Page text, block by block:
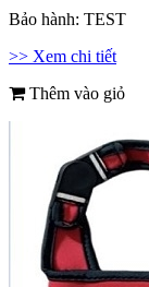
Bảo hành: TEST
>> Xem chi tiết
Thêm vào giỏ